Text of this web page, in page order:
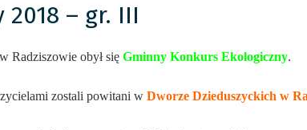
– gr. III
Radziszowie obył się Gminny Konkurs Ekologiczny.
zostali powitani w Dworze Dzieduszyckich w